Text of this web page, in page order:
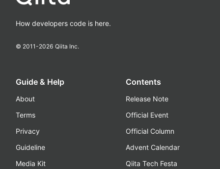
How developers code is here.
© 2011-2026 Qiita Inc.
Guide & Help
About
Terms
Privacy
Guideline
Media Kit
Contents
Release Note
Official Event
Official Column
Advent Calendar
Qiita Tech Festa